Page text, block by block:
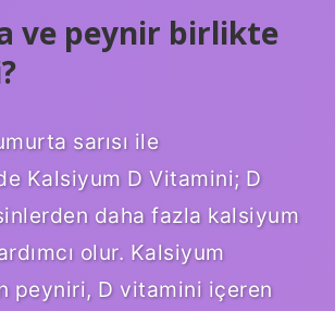
ve peynir birlikte
sarısı ile
Kalsiyum D Vitamini; D
daha fazla kalsiyum
olur. Kalsiyum
peyniri, D vitamini içeren